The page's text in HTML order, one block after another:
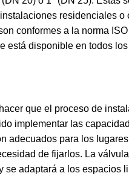
residenciales o
conformes a la norma
está disponible en todos los
que el proceso de
implementar las
adecuados para los
de fijarlos. La
se adaptará a los espacios